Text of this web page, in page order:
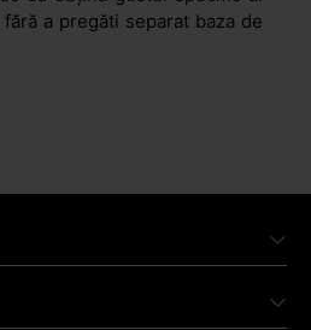
a pregăti separat baza de